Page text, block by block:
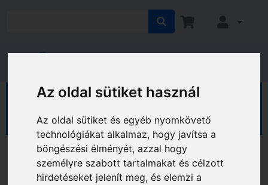
Az oldal sütiket használ
Az oldal sütiket és egyéb nyomkövető
technológiákat alkalmaz, hogy javítsa a
böngészési élményét, azzal hogy
személyre szabott tartalmakat és célzott
hirdetéseket jelenít meg, és elemzi a
HÁZ KERT HOBBY Ház
Kaputechnika
Lakatok pántok